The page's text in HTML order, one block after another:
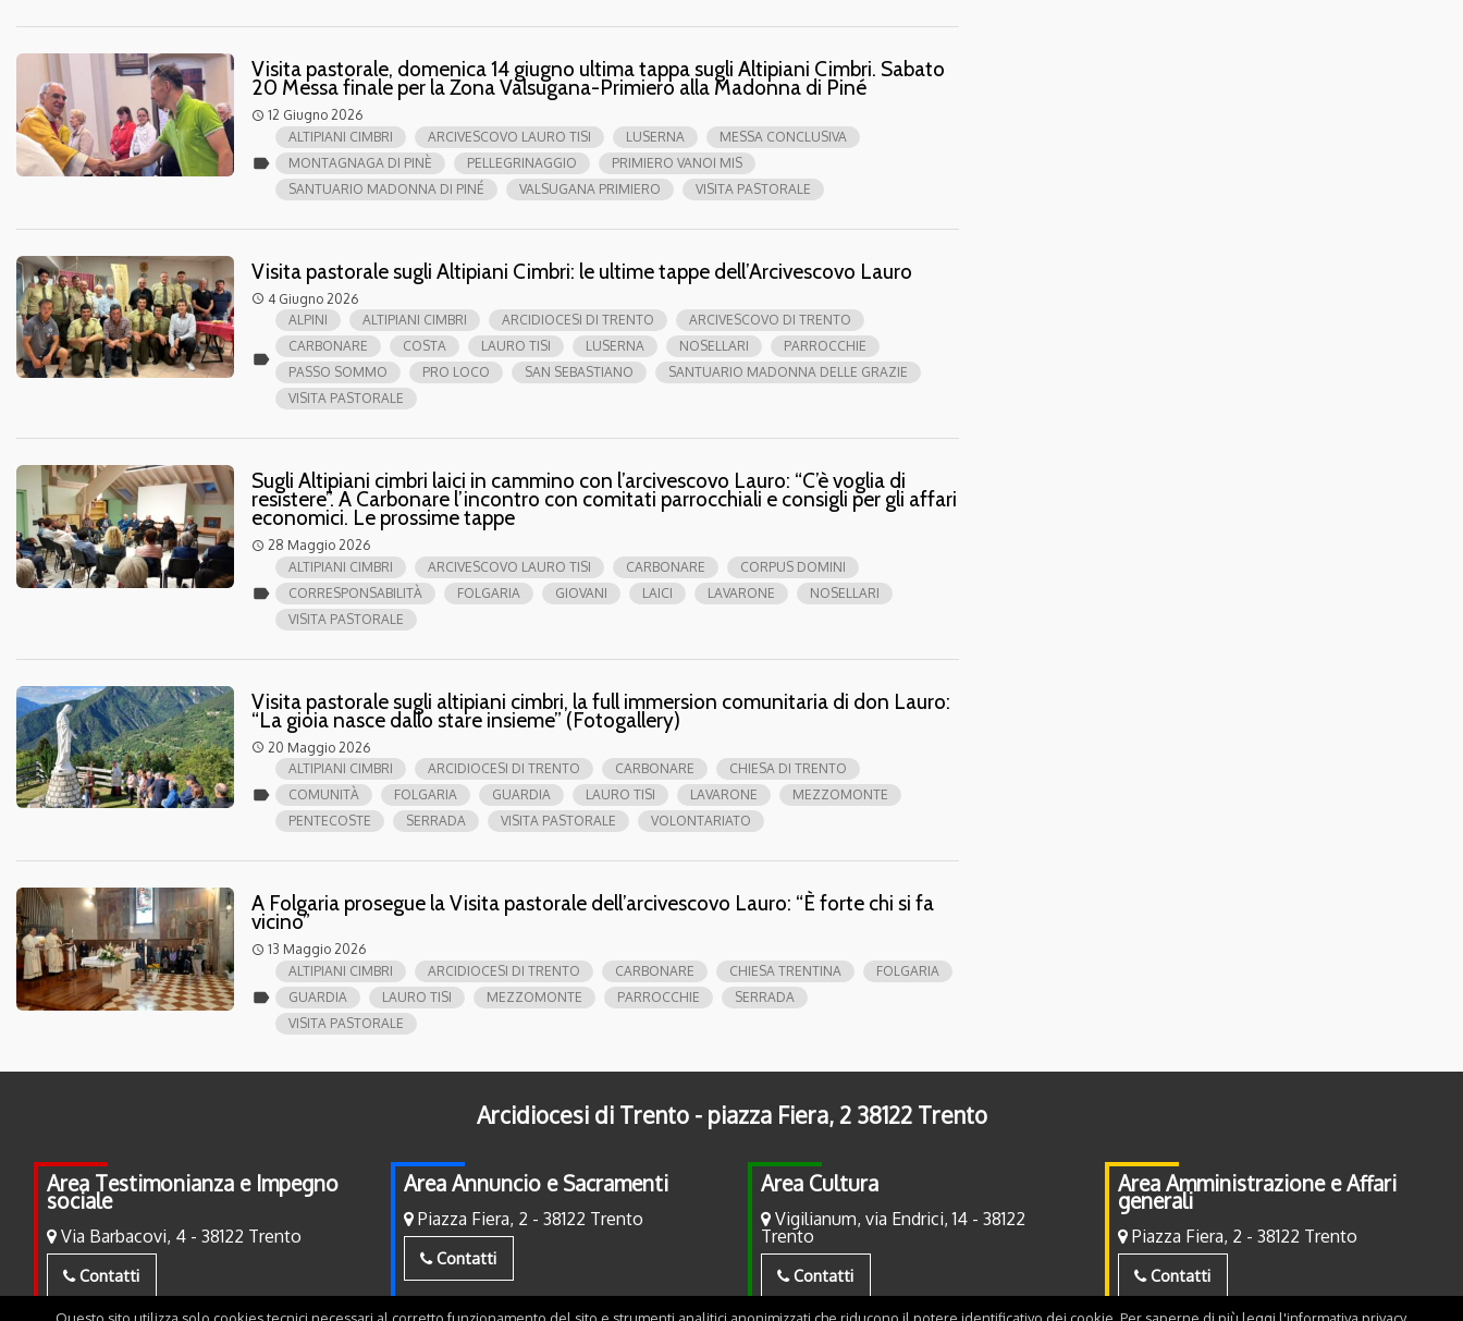
Visita pastorale, domenica 14 giugno ultima tappa sugli Altipiani Cimbri. Sabato
20 Messa finale per la Zona Valsugana-Primiero alla Madonna di Piné
access_time 12 Giugno 2026
label
ALTIPIANI CIMBRI ARCIVESCOVO LAURO TISI LUSERNA
MESSA CONCLUSIVA
MONTAGNAGA DI PINÈ
PELLEGRINAGGIO
PRIMIERO VANOI MIS
SANTUARIO MADONNA DI PINÉ
VALSUGANA PRIMIERO VISITA PASTORALE
Visita pastorale sugli Altipiani Cimbri: le ultime tappe dell’Arcivescovo Lauro
access_time 4 Giugno 2026
label
ALPINI ALTIPIANI CIMBRI ARCIDIOCESI DI TRENTO
ARCIVESCOVO DI TRENTO
CARBONARE
COSTA LAURO TISI LUSERNA NOSELLARI
PARROCCHIE
PASSO SOMMO
PRO LOCO SAN SEBASTIANO
SANTUARIO MADONNA DELLE GRAZIE
VISITA PASTORALE
Sugli Altipiani cimbri laici in cammino con l’arcivescovo Lauro: “C’è voglia di
resistere”. A Carbonare l’incontro con comitati parrocchiali e consigli per gli affari
economici. Le prossime tappe
access_time 28 Maggio 2026
label
ALTIPIANI CIMBRI ARCIVESCOVO LAURO TISI CARBONARE
CORPUS DOMINI
CORRESPONSABILITÀ
FOLGARIA GIOVANI LAICI LAVARONE
NOSELLARI
VISITA PASTORALE
Visita pastorale sugli altipiani cimbri, la full immersion comunitaria di don Lauro:
“La gioia nasce dallo stare insieme” (Fotogallery)
access_time 20 Maggio 2026
label
ALTIPIANI CIMBRI ARCIDIOCESI DI TRENTO CARBONARE
CHIESA DI TRENTO
COMUNITÀ
FOLGARIA GUARDIA LAURO TISI LAVARONE
MEZZOMONTE
PENTECOSTE
SERRADA VISITA PASTORALE VOLONTARIATO
A Folgaria prosegue la Visita pastorale dell’arcivescovo Lauro: “È forte chi si fa
vicino”
access_time 13 Maggio 2026
label
ALTIPIANI CIMBRI ARCIDIOCESI DI TRENTO CARBONARE CHIESA TRENTINA
FOLGARIA
GUARDIA
LAURO TISI MEZZOMONTE PARROCCHIE
SERRADA
VISITA PASTORALE
Arcidiocesi di Trento - piazza Fiera, 2 38122 Trento
Area Testimonianza e Impegno
sociale
Via Barbacovi, 4 - 38122 Trento
Contatti
Area Annuncio e Sacramenti
Piazza Fiera, 2 - 38122 Trento
Contatti
Area Cultura
Vigilianum, via Endrici, 14 - 38122
Trento
Contatti
Area Amministrazione e Affari
generali
Piazza Fiera, 2 - 38122 Trento
Contatti
Questo sito utilizza solo cookies tecnici necessari al corretto funzionamento del sito e strumenti analitici anonimizzati che riducono il potere identificativo dei cookie. Per saperne di più leggi l'informativa privacy.